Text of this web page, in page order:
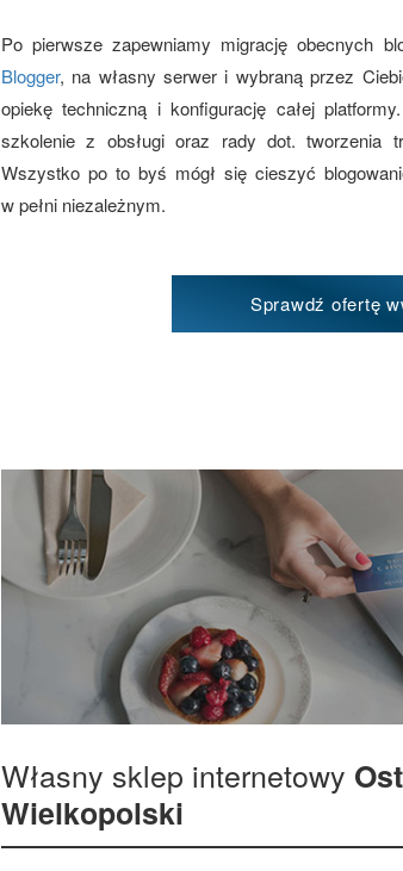
Po pierwsze zapewniamy migrację obecnych
Blogger, na własny serwer i wybraną przez
opiekę techniczną i konfigurację całej
szkolenie z obsługi oraz rady dot. tworzenia
Wszystko po to byś mógł się cieszyć
w pełni niezależnym.
Sprawdź ofertę
Własny sklep internetowy
Wielkopolski